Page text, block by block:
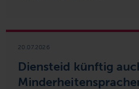
Diensteid künftig
20.07.2026